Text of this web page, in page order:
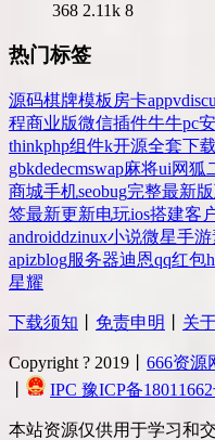
368 2.11k 8
热门标签
源码棋牌模板 房卡appv
程商业版微信插件牛牛pc
thinkphp组件k开源全套下
gbkdedecmswap麻将ui网狐
商城手机seobug完整最新版
签最新更新电玩ios搭建客
androiddzinux小说微星手游
apizblog服务器迪恩qq红包
星耀
下载须知 免责申明 关
Copyright ? 2019丨 666资源
IPC 豫ICP备
本站资源仅供用于学习和